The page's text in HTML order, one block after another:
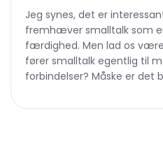
Jeg synes, det er
fremhæver smalltalk som
færdighed. Men lad os
fører smalltalk egentlig til
forbindelser? Måske er det